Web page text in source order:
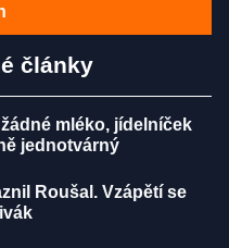
články
mléko, jídelníček
jednotvárný
Roušal. Vzápětí se